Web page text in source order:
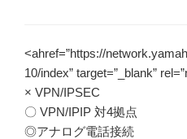
<ahref=”https://
10/index” target=”_blank”
× VPN/IPSEC
〇 VPN/IPIP 対4拠点
◎アナログ電話接続